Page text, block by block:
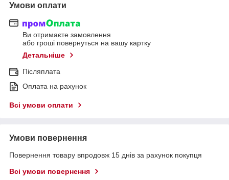
Умови оплати
Ви отримаєте замовлення
або гроші повернуться на вашу картку
Детальніше
Післяплата
Оплата на рахунок
Всі умови оплати
Умови повернення
Повернення товару впродовж 15 днів за рахунок покупця
Всі умови повернення